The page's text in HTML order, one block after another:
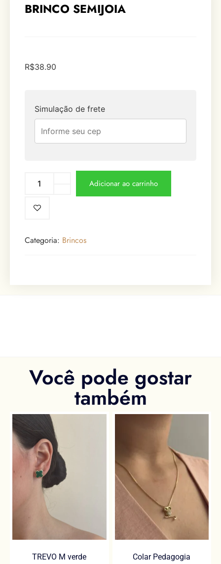
BRINCO SEMIJOIA
R$38.90
Simulação de frete
Adicionar ao carrinho
Categoria: Brincos
Você pode gostar
também
TREVO M verde Colar Pedagogia